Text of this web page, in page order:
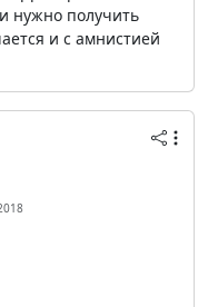
нужно получить
и с амнистией